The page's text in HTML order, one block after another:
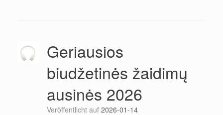
Geriausios
biudžetinės žaidimų
ausinės 2026
Veröffentlicht auf 2026-01-14